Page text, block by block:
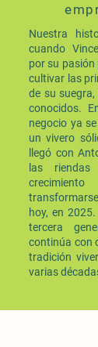
Nuestra
cuando
por su pasión
cultivar las
de su
conocidos.
negocio ya
un vivero
llegó con
las
hoy, en
tercera
continúa con
tradición
varias